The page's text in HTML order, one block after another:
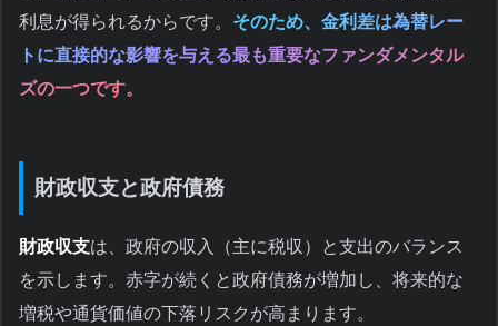
利息が得られるからです。 そのため、金利差は為替レー
トに直接的な影響を与える最も重要なファンダメンタル
ズの一つです。
財政収支と政府債務
財政収支は、政府の収入（主に税収）と支出のバランス
を示します。赤字が続くと政府債務が増加し、将来的な
増税や通貨価値の下落リスクが高まります。